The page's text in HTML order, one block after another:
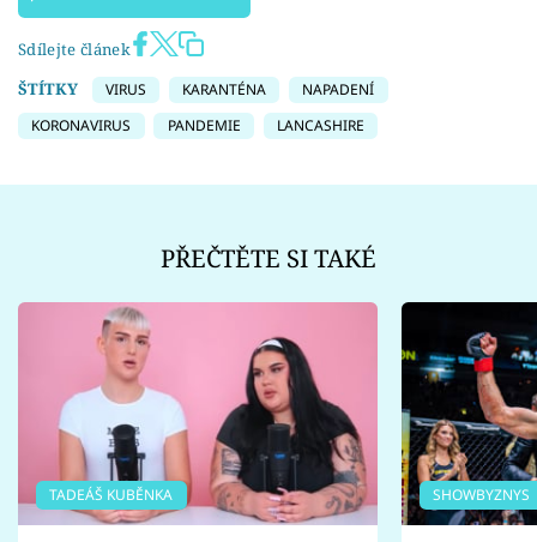
Sdílejte článek
ŠTÍTKY
VIRUS KARANTÉNA
NAPADENÍ
KORONAVIRUS
PANDEMIE LANCASHIRE
PŘEČTĚTE SI TAKÉ
TADEÁŠ KUBĚNKA SHOWBYZNYS